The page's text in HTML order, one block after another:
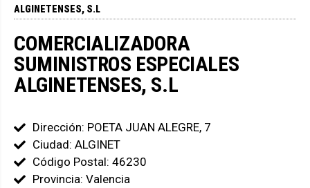
ALGINETENSES, S.L
COMERCIALIZADORA
SUMINISTROS ESPECIALES
ALGINETENSES, S.L
Dirección: POETA JUAN ALEGRE, 7
Ciudad: ALGINET
Código Postal: 46230
Provincia: Valencia